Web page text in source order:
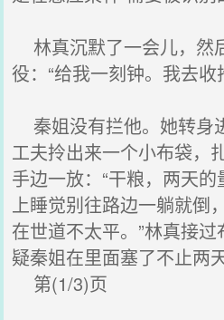
林真沉默了一会儿，然
役：“给我一刻钟。我去收
秦姐没有拦他。她转身
工夫拎出来一个小布袋，
手边一放：“干粮，两天
上睡觉别往路边一躺就倒
在世道不太平。”林真接
疑秦姐在里面塞了不止两
第(1/3)页